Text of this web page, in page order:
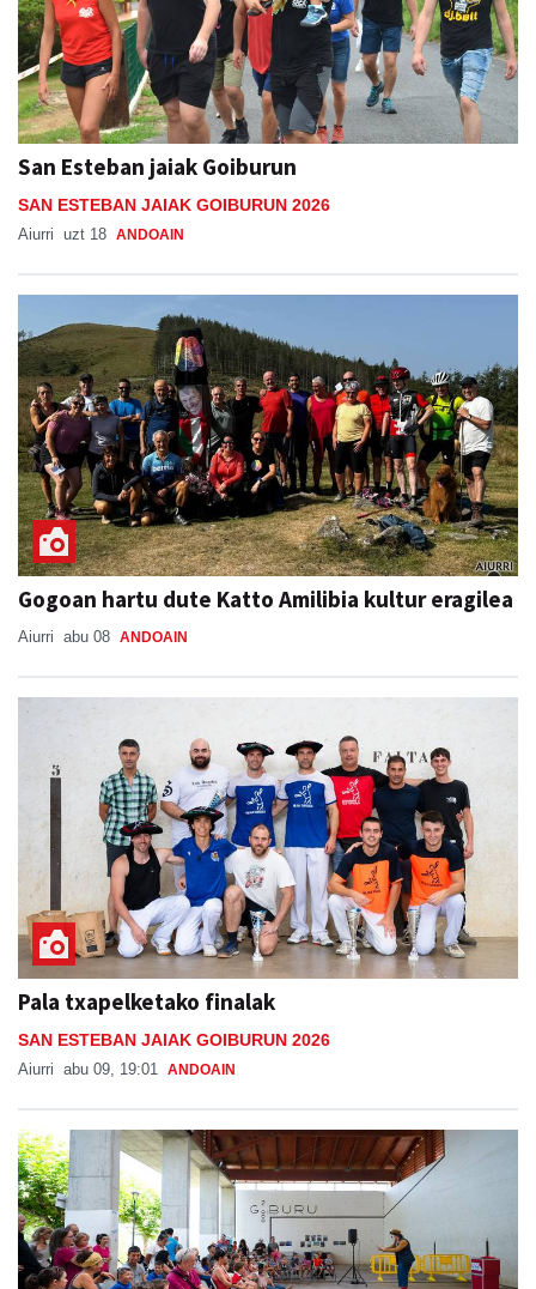
San Esteban jaiak Goiburun
SAN ESTEBAN JAIAK GOIBURUN 2026
Aiurri uzt 18 ANDOAIN
Gogoan hartu dute Katto Amilibia kultur eragilea
Aiurri abu 08 ANDOAIN
Pala txapelketako finalak
SAN ESTEBAN JAIAK GOIBURUN 2026
Aiurri abu 09, 19:01 ANDOAIN